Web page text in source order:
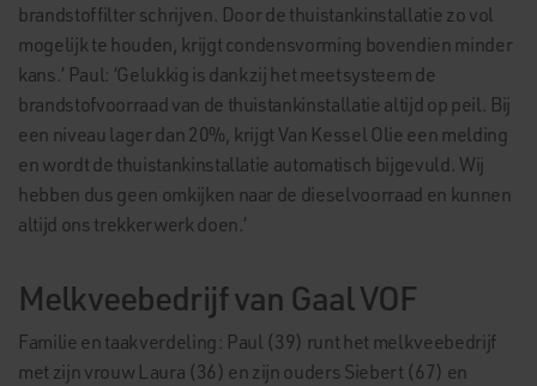
brandstoffilter schrijven. Door de thuistankinstallatie zo vol
mogelijk te houden, krijgt condensvorming bovendien minder
kans.’ Paul: ‘Gelukkig is dankzij het meetsysteem de
brandstofvoorraad van de thuistankinstallatie altijd op peil. Bij
een niveau lager dan 20%, krijgt Van Kessel Olie een melding
en wordt de thuistankinstallatie automatisch bijgevuld. Wij
hebben dus geen omkijken naar de dieselvoorraad en kunnen
altijd ons trekkerwerk doen.’
Melkveebedrijf van Gaal VOF
Familie en taakverdeling: Paul (39) runt het melkveebedrijf
met zijn vrouw Laura (36) en zijn ouders Siebert (67) en